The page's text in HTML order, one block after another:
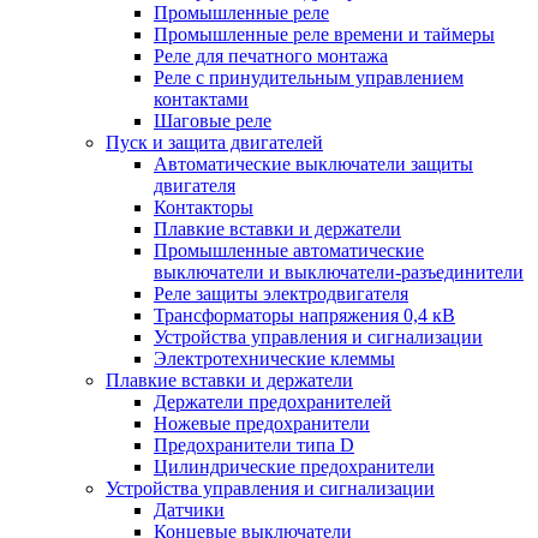
Промышленные реле
Промышленные реле времени и таймеры
Реле для печатного монтажа
Реле с принудительным управлением
контактами
Шаговые реле
Пуск и защита двигателей
Автоматические выключатели защиты
двигателя
Контакторы
Плавкие вставки и держатели
Промышленные автоматические
выключатели и выключатели-разъединители
Реле защиты электродвигателя
Трансформаторы напряжения 0,4 кВ
Устройства управления и сигнализации
Электротехнические клеммы
Плавкие вставки и держатели
Держатели предохранителей
Ножевые предохранители
Предохранители типа D
Цилиндрические предохранители
Устройства управления и сигнализации
Датчики
Концевые выключатели